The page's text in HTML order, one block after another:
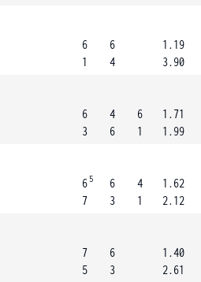
6
1
6
4
1.19
3.90
6
3
4
6
6
1
1.71
1.99
6 5
7
6
3
4
1
1.62
2.12
7
5
6
3
1.40
2.61